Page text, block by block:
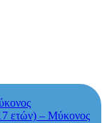
ετών) – Μύκονος